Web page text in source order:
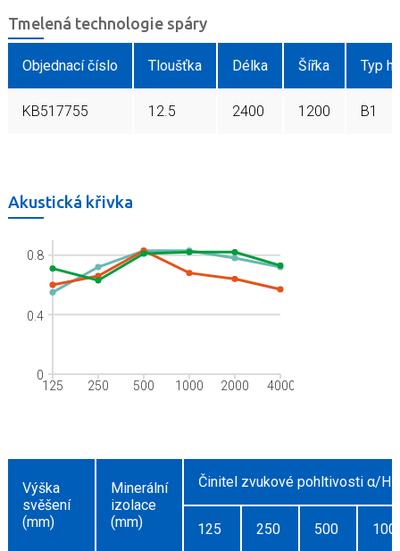
Tmelená technologie spáry
Objednací číslo Tloušťka Délka Šířka Typ
KB517755 12.5 2400 1200 B1
Akustická křivka
125 250 500 1000 2000 4000
0
0.4
0.8
Výška
svěšení
(mm)
Minerální
izolace
(mm)
Činitel zvukové pohltivosti α/Hz
125 250 500